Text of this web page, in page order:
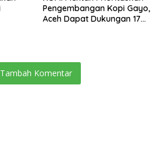
Pengembangan Kopi Gayo,
Aceh Dapat Dukungan 17
Tambah Komentar